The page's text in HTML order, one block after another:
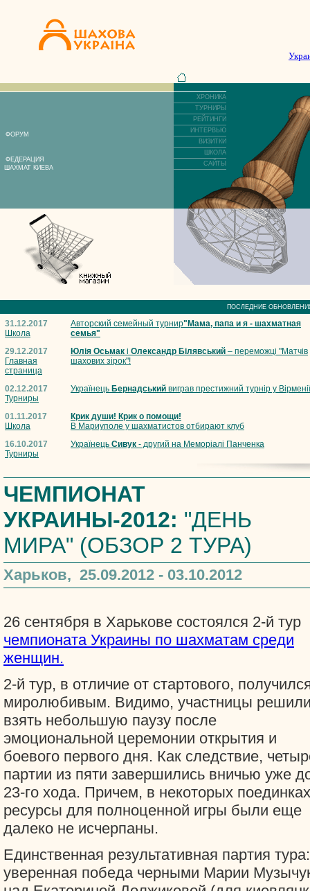
ФОРУМ
ФЕДЕРАЦИЯ
ШАХМАТ КИЕВА
ХРОНИКА
ТУРНИРЫ
РЕЙТИНГИ
ИНТЕРВЬЮ
ВИЗИТКИ
ШКОЛА
САЙТЫ
ПОСЛЕДНИЕ
31.12.2017
Школа
Авторский семейный турнир"Мама, папа и я - шахматная
семья"
29.12.2017
Главная
страница
Юлія Осьмак і Олександр Білявський – переможці "Матчів
шахових зірок"!
02.12.2017
Турниры
Українець Бернадський виграв престижний турнір у Вірменії
01.11.2017
Школа
Крик души! Крик о помощи!
В Мариуполе у шахматистов отбирают клуб
16.10.2017
Турниры
Українець Сивук - другий на Меморіалі Панченка
ЧЕМПИОНАТ
УКРАИНЫ-2012: "ДЕНЬ
МИРА" (ОБЗОР 2 ТУРА)
Харьков, 25.09.2012 - 03.10.2012
26 сентября в Харькове состоялся 2-й тур
чемпионата Украины по шахматам среди
женщин.
2-й тур, в отличие от стартового,
миролюбивым. Видимо, участницы
взять небольшую паузу после
эмоциональной церемонии открытия и
боевого первого дня. Как следствие,
партии из пяти завершились вничью уже
23-го хода. Причем, в некоторых поединках
ресурсы для полноценной игры были еще
далеко не исчерпаны.
Единственная результативная партия тура:
уверенная победа черными Марии